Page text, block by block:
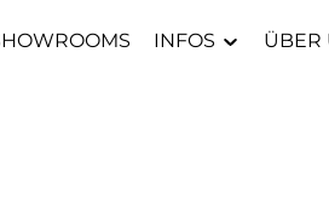
INFOS ÜBER